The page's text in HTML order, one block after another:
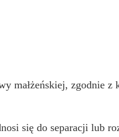
małżeńskiej, zgodnie z
się do separacji lub